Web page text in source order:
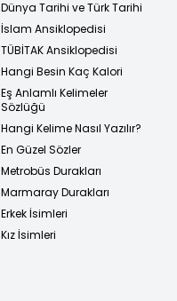
Dünya Tarihi ve Türk Tarihi
İslam Ansiklopedisi
TÜBİTAK Ansiklopedisi
Hangi Besin Kaç Kalori
Eş Anlamlı Kelimeler
Sözlüğü
Hangi Kelime Nasıl Yazılır?
En Güzel Sözler
Metrobüs Durakları
Marmaray Durakları
Erkek İsimleri
Kız İsimleri